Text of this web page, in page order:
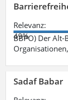
Relevanz:
49%
BBPO) Der
Sadaf Babar